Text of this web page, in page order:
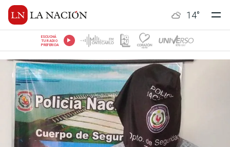
14°
ESCUCHÁ
TU RADIO
PREFERIDA